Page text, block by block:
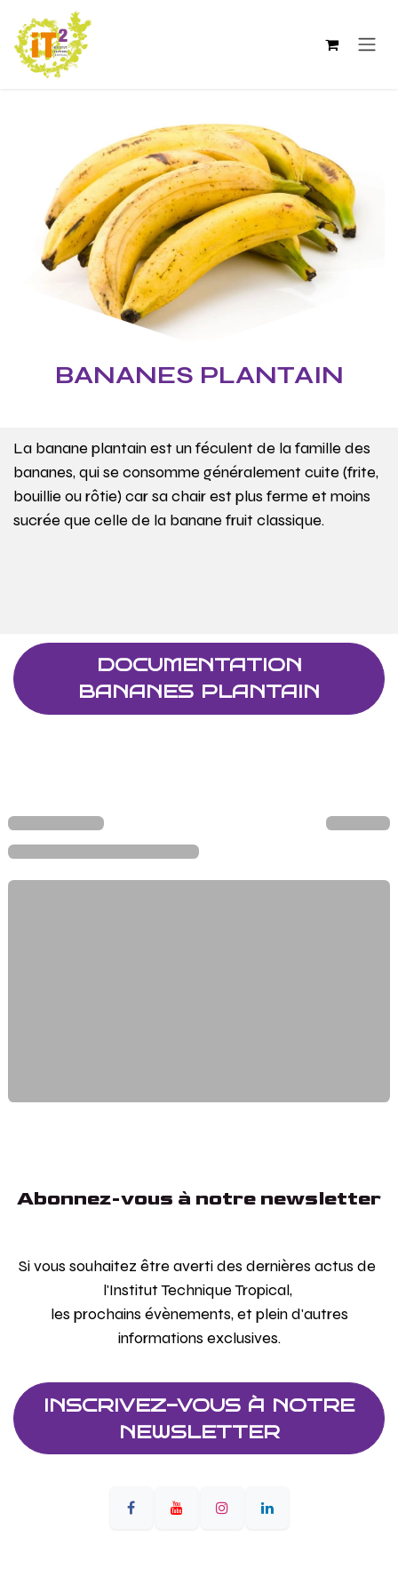
Se rendre au contenu
BANANES PLANTAIN
DOCUMENTATION
BANANES PLANTAIN
La banane plantain est un féculent de la famille des
bananes, qui se consomme généralement cuite (frite,
bouillie ou rôtie) car sa chair est plus ferme et moins
sucrée que celle de la banane fruit classique.
Abonnez-vous à notre newsletter
Si vous souhaitez être averti des dernières actus de
l'Institut Technique Tropical,
les prochains évènements, et plein d'autres
informations exclusives.
INSCRIVEZ-VOUS À NOTRE
NEWSLETTER